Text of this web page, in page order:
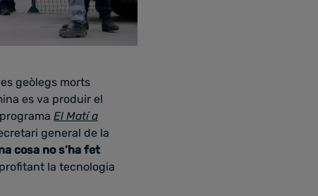
geòlegs morts
es va produir el
El Matí a
general de la
cosa no s’ha fet
la tecnologia